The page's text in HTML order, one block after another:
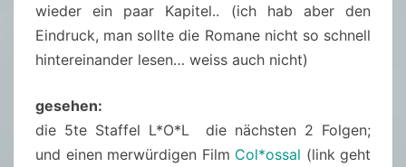
wieder ein paar Kapitel.. (ich hab aber den
Eindruck, man sollte die Romane nicht so schnell
hintereinander lesen… weiss auch nicht)
gesehen:
die 5te Staffel L*O*L die nächsten 2 Folgen;
und einen merwürdigen Film Col*ossal (link geht